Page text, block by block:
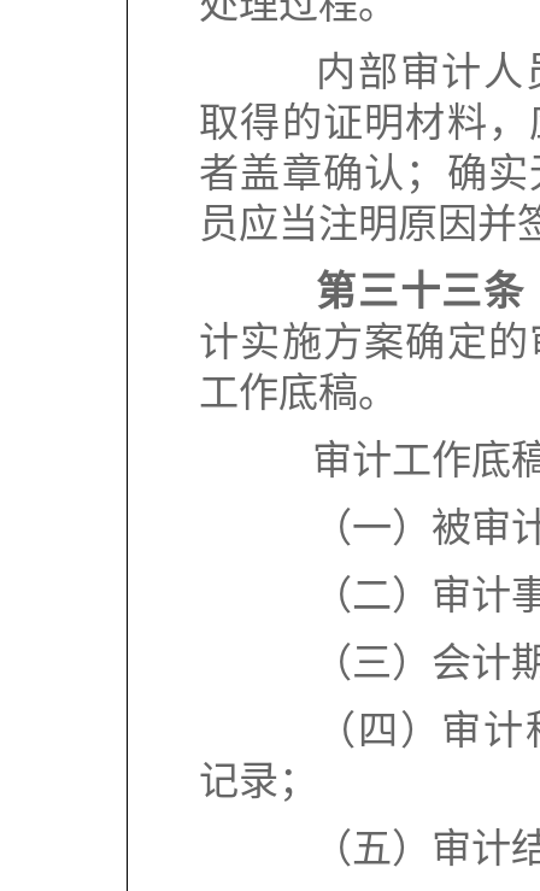
内部审计人
取得的证明材料
者盖章确认；确
员应当注明原因并
第三十三条
计实施方案确定
工作底稿。
审计工作底稿
（一）被审计
（二）审计
（三）会计期
（四）审计
记录；
（五）审计结